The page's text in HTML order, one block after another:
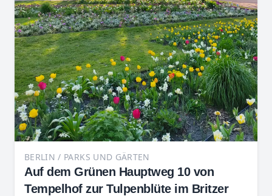
BERLIN / PARKS UND GÄRTEN
Auf dem Grünen Hauptweg 10 von
Tempelhof zur Tulpenblüte im Britzer